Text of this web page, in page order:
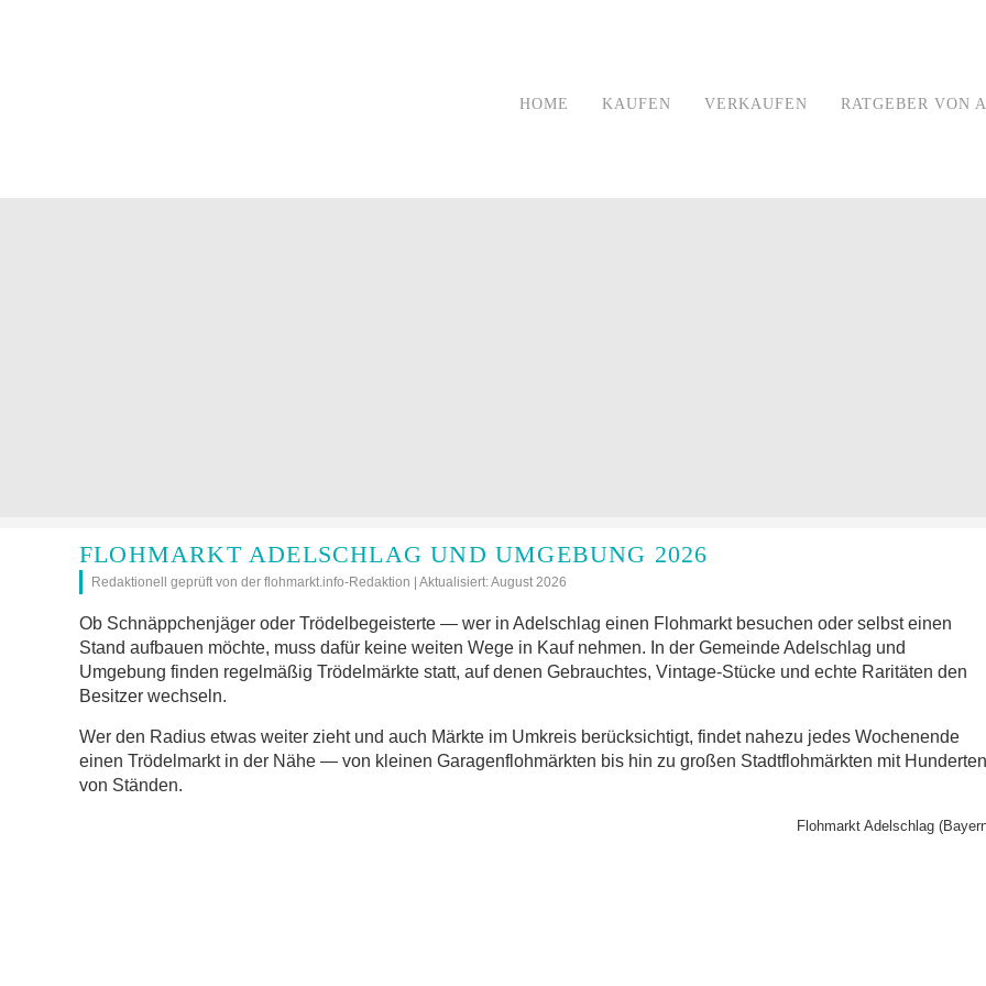
HOME KAUFEN VERKAUFEN RATGEBER VON
FLOHMARKT ADELSCHLAG UND UMGEBUNG 2026
Redaktionell geprüft von der flohmarkt.info-Redaktion | Aktualisiert: August 2026
Ob Schnäppchenjäger oder Trödelbegeisterte — wer in Adelschlag einen Flohmarkt besuchen oder selbst einen
Stand aufbauen möchte, muss dafür keine weiten Wege in Kauf nehmen. In der Gemeinde Adelschlag und
Umgebung finden regelmäßig Trödelmärkte statt, auf denen Gebrauchtes, Vintage-Stücke und echte Raritäten den
Besitzer wechseln.
Wer den Radius etwas weiter zieht und auch Märkte im Umkreis berücksichtigt, findet nahezu jedes Wochenende
einen Trödelmarkt in der Nähe — von kleinen Garagenflohmärkten bis hin zu großen Stadtflohmärkten mit Hunderten
von Ständen.
Flohmarkt Adelschlag